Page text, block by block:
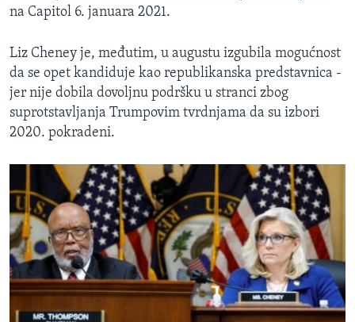
na Capitol 6. januara 2021.
Liz Cheney je, međutim, u augustu izgubila mogućnost
da se opet kandiduje kao republikanska predstavnica -
jer nije dobila dovoljnu podršku u stranci zbog
suprotstavljanja Trumpovim tvrdnjama da su izbori
2020. pokradeni.